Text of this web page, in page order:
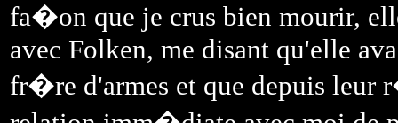
fa�on que je crus bien mourir,
avec Folken, me disant qu'elle
fr�re d'armes et que depuis leur